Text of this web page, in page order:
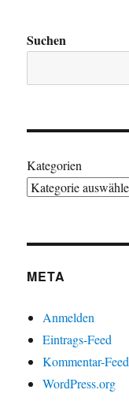
Suchen
Kategorien
META
Anmelden
Eintrags-Feed
Kommentar-Feed
WordPress.org